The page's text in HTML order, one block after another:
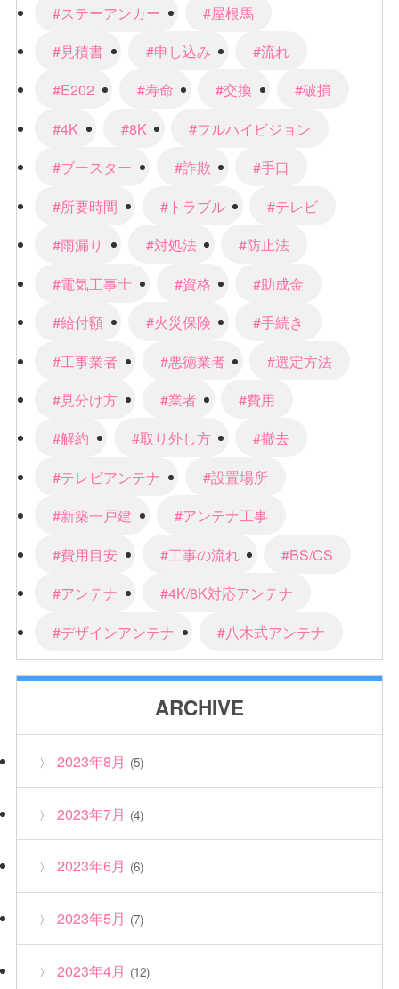
#ステーアンカー
#屋根馬
#見積書
#申し込み
#流れ
#E202
#寿命 #交換
#破損
#4K
#8K
#フルハイビジョン
#ブースター
#詐欺
#手口
#所要時間
#トラブル
#テレビ
#雨漏り
#対処法
#防止法
#電気工事士
#資格
#助成金
#給付額
#火災保険
#手続き
#工事業者
#悪徳業者
#選定方法
#見分け方
#業者
#費用
#解約
#取り外し方
#撤去
#テレビアンテナ
#設置場所
#新築一戸建
#アンテナ工事
#費用目安
#工事の流れ
#BS/CS
#アンテナ
#4K/8K対応アンテナ
#デザインアンテナ
#八木式アンテナ
ARCHIVE
2023年8月 (5)
2023年7月 (4)
2023年6月 (6)
2023年5月 (7)
2023年4月 (12)